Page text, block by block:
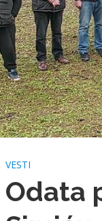
VESTI
Odata